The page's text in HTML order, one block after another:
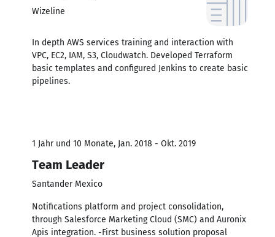
Wizeline
In depth AWS services training and interaction with
VPC, EC2, IAM, S3, Cloudwatch. Developed Terraform
basic templates and configured Jenkins to create basic
pipelines.
1 Jahr und 10 Monate, Jan. 2018 - Okt. 2019
Team Leader
Santander Mexico
Notifications platform and project consolidation,
through Salesforce Marketing Cloud (SMC) and Auronix
Apis integration. -First business solution proposal